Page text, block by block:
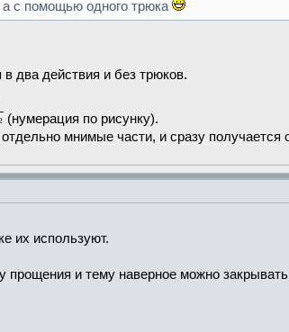
с помощью одного трюка
два действия и без трюков.
(нумерация по рисунку).
мнимые части, и сразу получается
их используют.
прощения и тему наверное можно